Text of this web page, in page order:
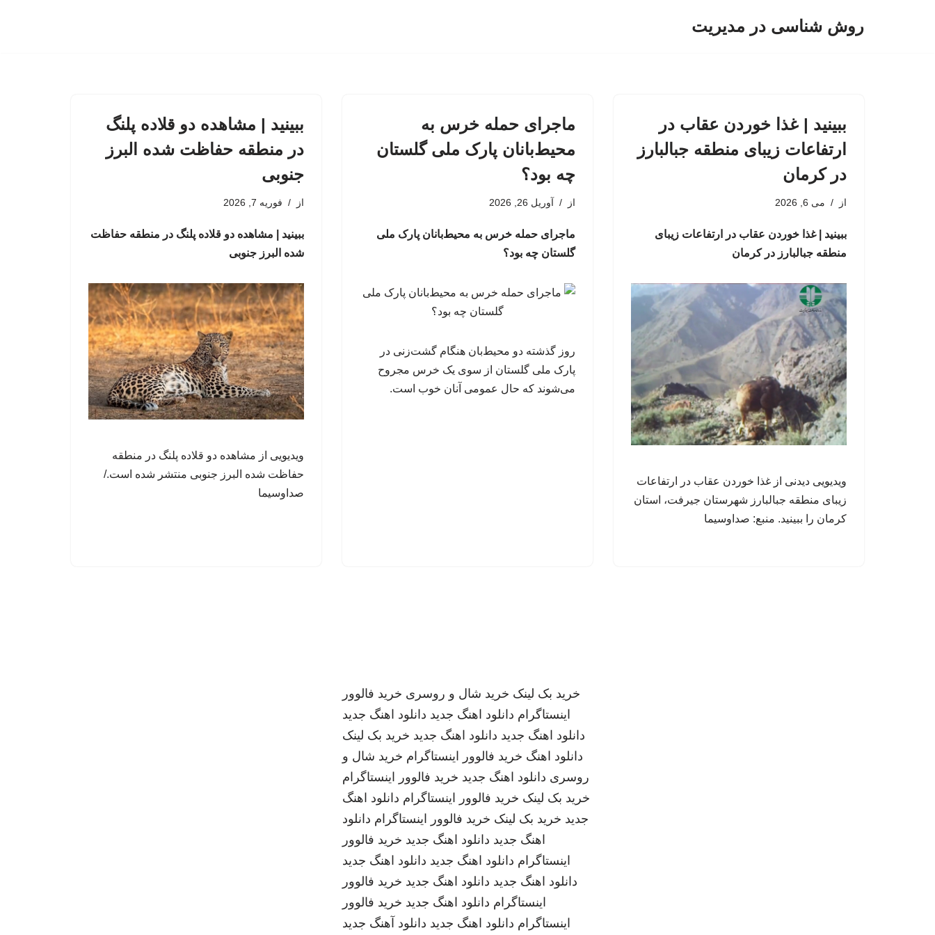
روش شناسی در مدیریت
ببینید | غذا خوردن عقاب در
ارتفاعات زیبای منطقه جبالبارز
در کرمان
از می 6, 2026
ببینید | غذا خوردن عقاب در ارتفاعات زیبای
منطقه جبالبارز در کرمان
ویدیویی دیدنی از غذا خوردن عقاب در ارتفاعات
زیبای منطقه جبالبارز شهرستان جیرفت، استان
کرمان را ببینید. منبع: صداوسیما
ماجرای حمله خرس به
محیط‌بانان پارک ملی گلستان
چه بود؟
از آوریل 26, 2026
ماجرای حمله خرس به محیط‌بانان پارک ملی
گلستان چه بود؟
روز گذشته دو محیط‌بان هنگام گشت‌زنی در
پارک ملی گلستان از سوی یک خرس مجروح
می‌شوند که حال عمومی آنان خوب است.
ببینید | مشاهده دو قلاده پلنگ
در منطقه حفاظت شده البرز
جنوبی
از فوریه 7, 2026
ببینید | مشاهده دو قلاده پلنگ در منطقه حفاظت
شده البرز جنوبی
ویدیویی از مشاهده دو قلاده پلنگ در منطقه
حفاظت شده البرز جنوبی منتشر شده است./
صداوسیما
خرید بک لینک خرید شال و روسری خرید فالوور
اینستاگرام دانلود اهنگ جدید دانلود اهنگ جدید
دانلود اهنگ جدید دانلود اهنگ جدید خرید بک لینک
دانلود اهنگ خرید فالوور اینستاگرام خرید شال و
روسری دانلود اهنگ جدید خرید فالوور اینستاگرام
خرید بک لینک خرید فالوور اینستاگرام دانلود اهنگ
جدید خرید بک لینک خرید فالوور اینستاگرام دانلود
اهنگ جدید دانلود اهنگ جدید خرید فالوور
اینستاگرام دانلود اهنگ جدید دانلود اهنگ جدید
دانلود اهنگ جدید دانلود اهنگ جدید خرید فالوور
اینستاگرام دانلود اهنگ جدید خرید فالوور
اینستاگرام دانلود اهنگ جدید دانلود آهنگ جدید